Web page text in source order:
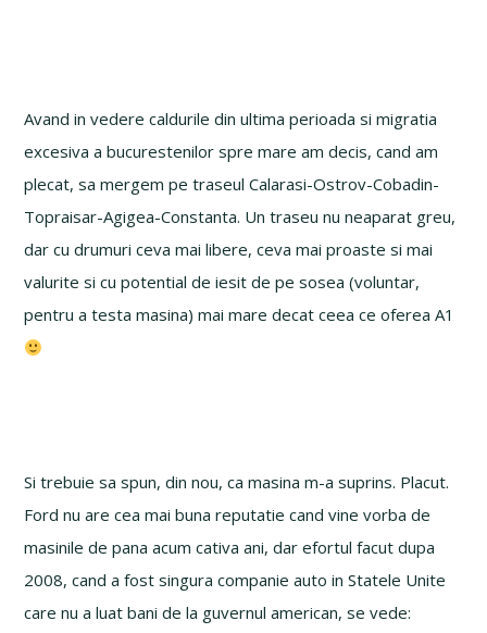
Avand in vedere caldurile din ultima perioada si migratia
excesiva a bucurestenilor spre mare am decis, cand am
plecat, sa mergem pe traseul Calarasi-Ostrov-Cobadin-
Topraisar-Agigea-Constanta. Un traseu nu neaparat greu,
dar cu drumuri ceva mai libere, ceva mai proaste si mai
valurite si cu potential de iesit de pe sosea (voluntar,
pentru a testa masina) mai mare decat ceea ce oferea A1
Si trebuie sa spun, din nou, ca masina m-a suprins. Placut.
Ford nu are cea mai buna reputatie cand vine vorba de
masinile de pana acum cativa ani, dar efortul facut dupa
2008, cand a fost singura companie auto in Statele Unite
care nu a luat bani de la guvernul american, se vede: